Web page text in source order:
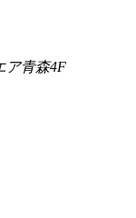
ア青森4F